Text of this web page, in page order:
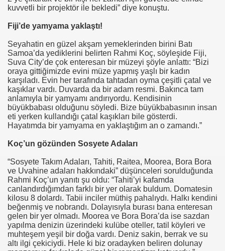
kuvvetli bir projektör ile bekledi” diye konuştu.
Fiji’de yamyama yaklaştı!
Seyahatin en güzel akşam yemeklerinden birini Batı
Samoa’da yediklerini belirten Rahmi Koç, söyleşide Fiji,
Suva City’de çok enteresan bir müzeyi şöyle anlattı: “Bizi
oraya gittiğimizde evini müze yapmış yaşlı bir kadın
karşıladı. Evin her tarafında tahtadan oyma çeşitli çatal ve
kaşıklar vardı. Duvarda da bir adam resmi. Bakınca tam
anlamıyla bir yamyamı andırıyordu. Kendisinin
büyükbabası olduğunu söyledi. Bize büyükbabasının insan
eti yerken kullandığı çatal kaşıkları bile gösterdi.
Hayatımda bir yamyama en yaklaştığım an o zamandı.”
Koç’un gözünden Sosyete Adaları
“Sosyete Takım Adaları, Tahiti, Raitea, Moorea, Bora Bora
ve Uvahine adaları hakkındaki” düşünceleri sorulduğunda
Rahmi Koç’un yanıtı şu oldu: “Tahiti’yi kafamda
canlandırdığımdan farklı bir yer olarak buldum. Domatesin
kilosu 8 dolardı. Tabii inciler müthiş pahalıydı. Halkı kendini
beğenmiş ve nobrandı. Dolayısıyla burası bana enteresan
gelen bir yer olmadı. Moorea ve Bora Bora’da ise sazdan
yapılma denizin üzerindeki kulübe oteller, tatil köyleri ve
muhteşem yeşil bir doğa vardı. Deniz sakin, berrak ve su
altı ilgi çekiciydi. Hele ki biz oradayken beliren dolunay
Yapıyormu
İnek
Brifing